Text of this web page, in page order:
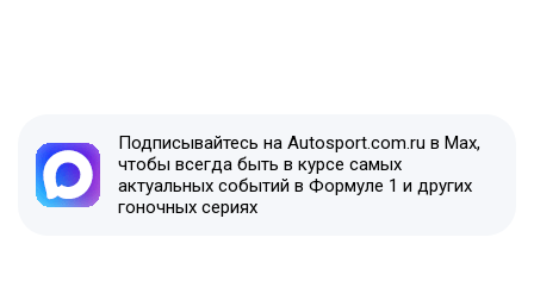
Подписывайтесь на Autosport.com.ru в Max,
чтобы всегда быть в курсе самых
актуальных событий в Формуле 1 и других
гоночных сериях